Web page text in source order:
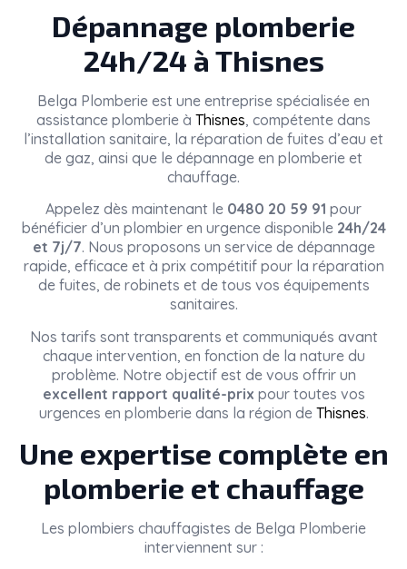
Dépannage plomberie
24h/24 à Thisnes
Belga Plomberie est une entreprise spécialisée en
assistance plomberie à Thisnes, compétente dans
l’installation sanitaire, la réparation de fuites d’eau et
de gaz, ainsi que le dépannage en plomberie et
chauffage.
Appelez dès maintenant le 0480 20 59 91 pour
bénéficier d’un plombier en urgence disponible 24h/24
et 7j/7. Nous proposons un service de dépannage
rapide, efficace et à prix compétitif pour la réparation
de fuites, de robinets et de tous vos équipements
sanitaires.
Nos tarifs sont transparents et communiqués avant
chaque intervention, en fonction de la nature du
problème. Notre objectif est de vous offrir un
excellent rapport qualité-prix pour toutes vos
urgences en plomberie dans la région de Thisnes.
Une expertise complète en
plomberie et chauffage
Les plombiers chauffagistes de Belga Plomberie
interviennent sur :